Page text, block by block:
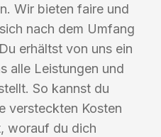
Wir bieten faire und
nach dem Umfang
erhältst von uns ein
alle Leistungen und
So kannst du
versteckten Kosten
worauf du dich